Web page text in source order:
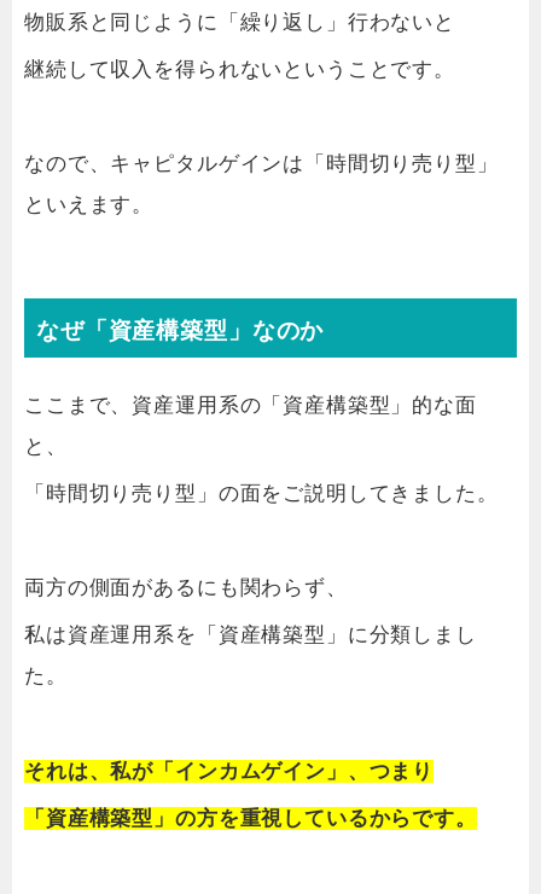
物販系と同じように「繰り返し」行わないと
継続して収入を得られないということです。
なので、キャピタルゲインは「時間切り売り型」
といえます。
なぜ「資産構築型」なのか
ここまで、資産運用系の「資産構築型」的な面
と、
「時間切り売り型」の面をご説明してきました。
両方の側面があるにも関わらず、
私は資産運用系を「資産構築型」に分類しまし
た。
それは、私が「インカムゲイン」、つまり
「資産構築型」の方を重視しているからです。